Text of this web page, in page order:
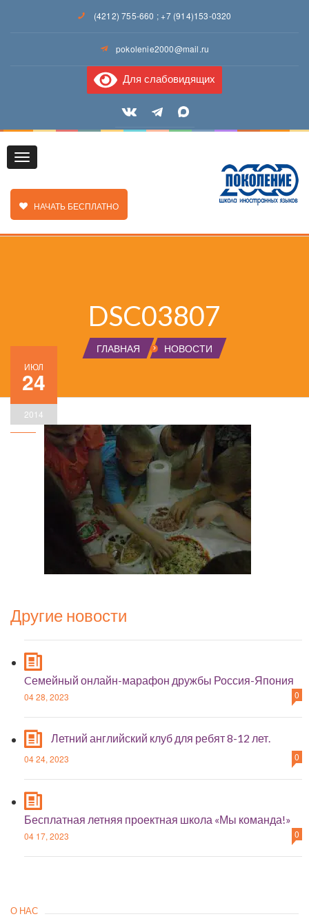
(4212) 755-660 ;+7 (914)153-0320
pokolenie2000@mail.ru
Для слабовидящих
Toggle
ЗАКАЗАТЬ ЗВОНОК
НАЧАТЬ БЕСПЛАТНО
DSC03807
ГЛАВНАЯ НОВОСТИ
ИЮЛ
24
2014
Другие новости
Cемейный онлайн-марафон дружбы Россия-Япония
04 28, 2023 0
Летний английский клуб для ребят 8-12 лет.
04 24, 2023 0
Бесплатная летняя проектная школа «Мы команда!»
04 17, 2023 0
О НАС